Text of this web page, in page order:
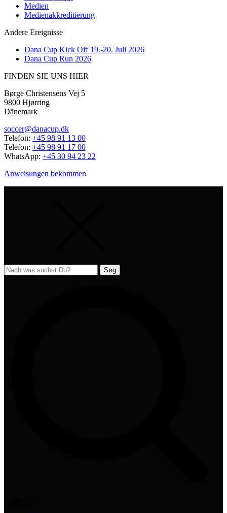
Medien
Medienakkreditierung
Andere Ereignisse
Dana Cup Kick Off 19.-20. Juli 2026
Dana Cup Run 2026
FINDEN SIE UNS HIER
Børge Christensens Vej 5
9800 Hjørring
Dänemark
soccer@danacup.dk
Telefon: +45 98 91 13 00
Telefon: +45 98 91 17 00
WhatsApp: +45 30 94 23 22
Anweisungen bekommen